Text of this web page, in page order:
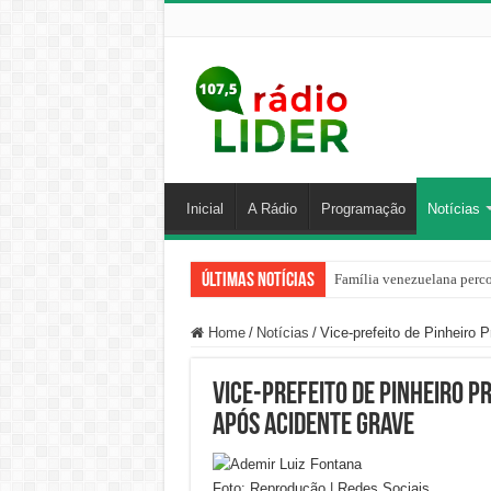
Inicial A Rádio Programação Notícias
Últimas Notícias Família venezuelana
Home / Notícias / Vice-prefeito de Pinheiro
Vice-prefeito de Pinheiro
após acidente grave